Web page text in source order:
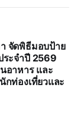
จัดพิธีมอบป้าย
ระจำปี 2569
อาหาร และ
กท่องเที่ยวและ